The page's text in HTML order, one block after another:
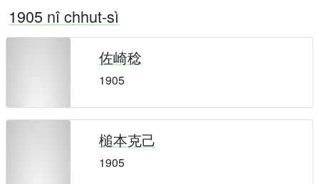
1905 nî chhut-sì
佐崎稔
1905
槌本克己
1905